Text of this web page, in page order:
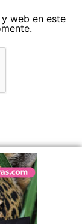
web en este